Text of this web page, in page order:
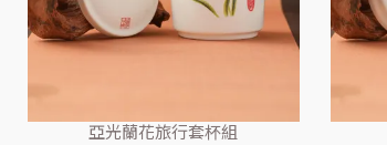
亞光蘭花旅行套杯組